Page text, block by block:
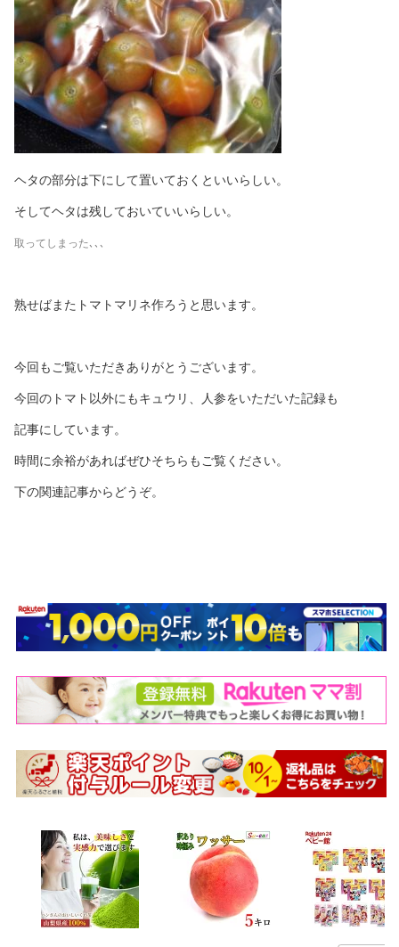
ヘタの部分は下にして置いておくといいらしい。
そしてヘタは残しておいていいらしい。
取ってしまった､､､
熟せばまたトマトマリネ作ろうと思います。
今回もご覧いただきありがとうございます。
今回のトマト以外にもキュウリ、人参をいただいた記録も
記事にしています。
時間に余裕があればぜひそちらもご覧ください。
下の関連記事からどうぞ。